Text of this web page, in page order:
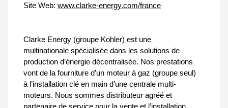
Site Web: www.clarke-energy.com/france
Clarke Energy (groupe Kohler) est une
multinationale spécialisée dans les solutions de
production d’énergie décentralisée. Nos prestations
vont de la fourniture d’un moteur à gaz (groupe seul)
à l’installation clé en main d’une centrale multi-
moteurs. Nous sommes distributeur agréé et